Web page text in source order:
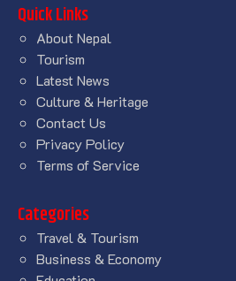
Quick Links
About Nepal
Tourism
Latest News
Culture & Heritage
Contact Us
Privacy Policy
Terms of Service
Categories
Travel & Tourism
Business & Economy